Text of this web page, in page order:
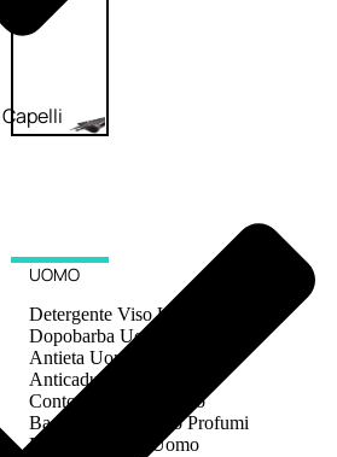
UOMO
Detergente Viso Uomo
Dopobarba Uomo
Antieta Uomo
Anticaduta Uomo
Contorno Occhi Uomo
Bagnodoccia Uomo Profumi
Docciaschiuma Uomo